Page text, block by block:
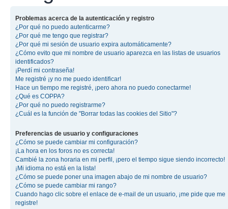
Problemas acerca de la autenticación y registro
¿Por qué no puedo autenticarme?
¿Por qué me tengo que registrar?
¿Por qué mi sesión de usuario expira automáticamente?
¿Cómo evito que mi nombre de usuario aparezca en las listas de usuarios
identificados?
¡Perdí mi contraseña!
Me registré ¡y no me puedo identificar!
Hace un tiempo me registré, ¡pero ahora no puedo conectarme!
¿Qué es COPPA?
¿Por qué no puedo registrarme?
¿Cuál es la función de "Borrar todas las cookies del Sitio"?
Preferencias de usuario y configuraciones
¿Cómo se puede cambiar mi configuración?
¡La hora en los foros no es correcta!
Cambié la zona horaria en mi perfil, ¡pero el tiempo sigue siendo incorrecto!
¡Mi idioma no está en la lista!
¿Cómo se puede poner una imagen abajo de mi nombre de usuario?
¿Cómo se puede cambiar mi rango?
Cuando hago clic sobre el enlace de e-mail de un usuario, ¡me pide que me
registre!